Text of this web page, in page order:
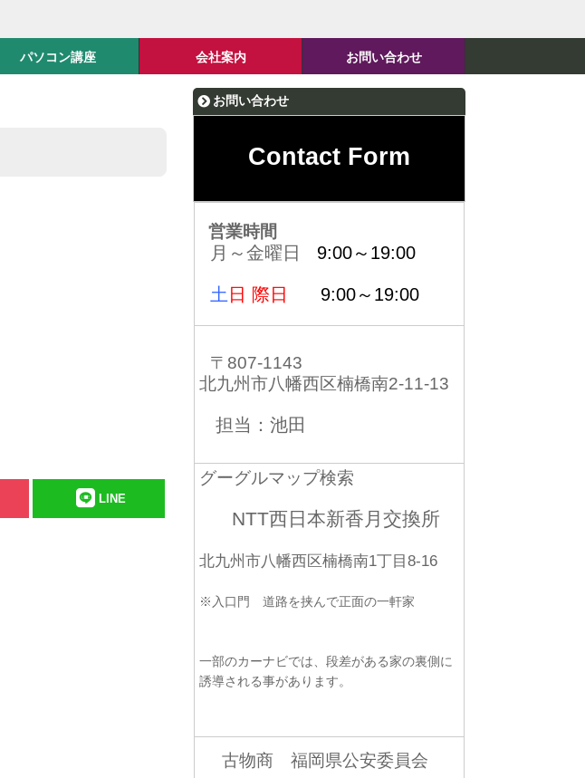
パソコン講座 会社案内 お問い合わせ
LINE
お問い合わせ
Contact Form
営業時間
月～金曜日 9:00～19:00
土 日 際日 9:00～19:00
〒807-1143
北九州市八幡西区楠橋南2-11-13
担当：池田
グーグルマップ検索
NTT西日本新香月交換所
北九州市八幡西区楠橋南1丁目8-16
※入口門 道路を挟んで正面の一軒家
一部のカーナビでは、段差がある家の裏側に
誘導される事があります。
古物商 福岡県公安委員会